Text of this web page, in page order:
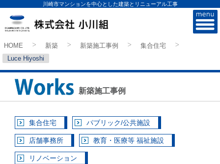
川崎市マンションを中心とした建築とリニューアル工事
HOME >新築 >新築施工事例 >
集合住宅
Luce Hiyoshi
新築施工事例
集合住宅 パブリック/公共施設
店舗事務所 教育・医療等 福祉施設
リノベーション